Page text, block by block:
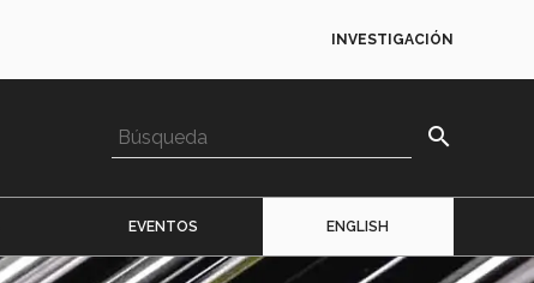
INVESTIGACIÓN
search
EVENTOS ENGLISH